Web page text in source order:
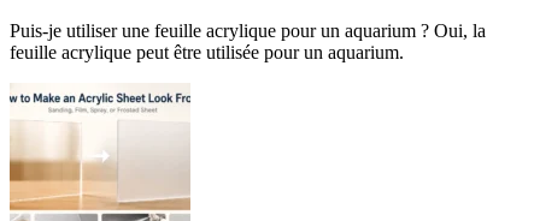
Puis-je utiliser une feuille acrylique pour un aquarium ? Oui, la
feuille acrylique peut être utilisée pour un aquarium.